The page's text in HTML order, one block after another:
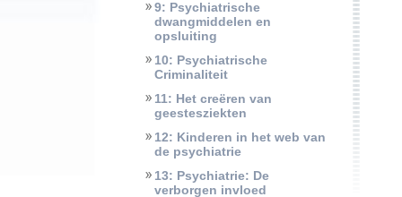
9: Psychiatrische
dwangmiddelen en
opsluiting
10: Psychiatrische
Criminaliteit
11: Het creëren van
geestesziekten
12: Kinderen in het web van
de psychiatrie
13: Psychiatrie: De
verborgen invloed